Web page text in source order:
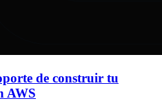
de construir tu
AWS